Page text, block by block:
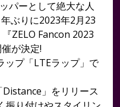
パーとして絶大な人
ぶりに2023年2月23
ZELO Fancon 2023
が決定!
ップ「LTEラップ」で
」をリリース